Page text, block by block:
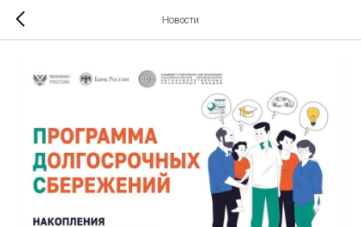
Новости